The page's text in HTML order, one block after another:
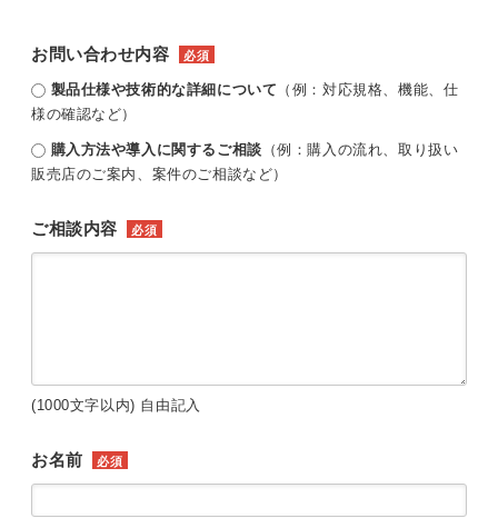
お問い合わせ内容 必須
製品仕様や技術的な詳細について （例：対応規格、機能、仕
様の確認など）
購入方法や導入に関するご相談 （例：購入の流れ、取り扱い
販売店のご案内、案件のご相談など）
ご相談内容 必須
(1000文字以内) 自由記入
お名前 必須